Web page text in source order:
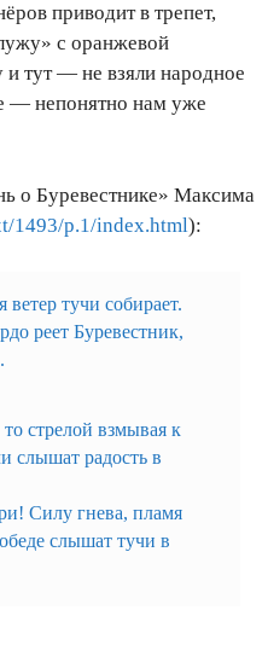
приводит в трепет,
с оранжевой
тут — не взяли народное
— непонятно нам уже
о Буревестнике» Максима
1493/p.1/index.html):
тучи собирает.
реет Буревестник,
стрелой взмывая к
слышат радость в
Силу гнева, пламя
слышат тучи в